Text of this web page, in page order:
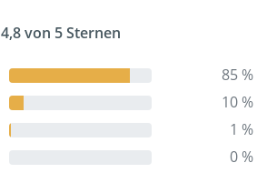
4,8 von 5 Sternen
85 %
10 %
1 %
0 %